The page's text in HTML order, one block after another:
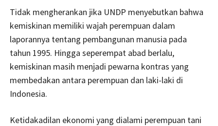
Tidak mengherankan jika UNDP menyebutkan bahwa
kemiskinan memiliki wajah perempuan dalam
laporannya tentang pembangunan manusia pada
tahun 1995. Hingga seperempat abad berlalu,
kemiskinan masih menjadi pewarna kontras yang
membedakan antara perempuan dan laki-laki di
Indonesia.
Ketidakadilan ekonomi yang dialami perempuan tani